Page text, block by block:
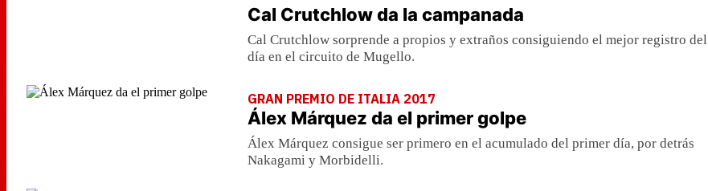
Cal Crutchlow da la campanada
Cal Crutchlow sorprende a propios y extraños consiguiendo el mejor registro del
día en el circuito de Mugello.
GRAN PREMIO DE ITALIA 2017
Álex Márquez da el primer golpe
Álex Márquez consigue ser primero en el acumulado del primer día, por detrás
Nakagami y Morbidelli.